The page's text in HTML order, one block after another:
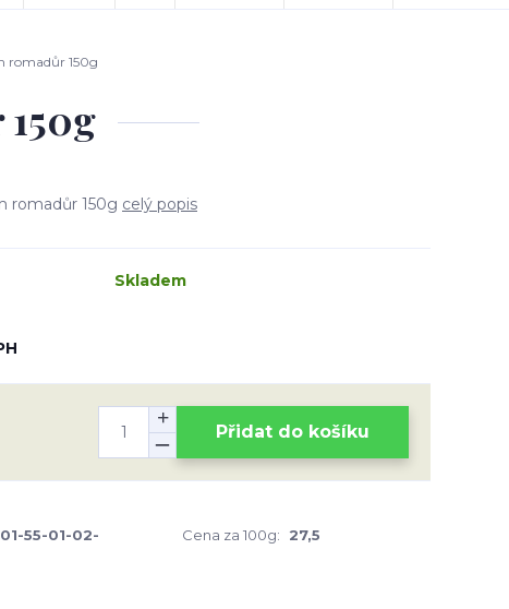
romadůr 150g
romadůr 150g celý popis
Skladem
Přidat do košíku
55-01-02-
Cena za 100g: 27,5